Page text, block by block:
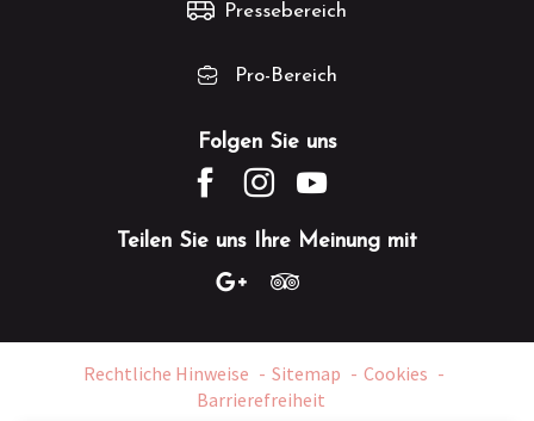
Folgen Sie uns
Teilen Sie uns Ihre Meinung mit
Pressebereich
Pro-Bereich
Rechtliche Hinweise Sitemap
Cookies
Barrierefreiheit